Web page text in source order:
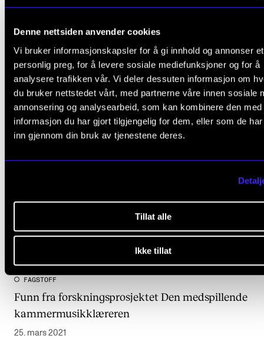
Denne nettsiden anvender cookies
Vi bruker informasjonskapsler for å gi innhold og annonser et
personlig preg, for å levere sosiale mediefunksjoner og for å
analysere trafikken vår. Vi deler dessuten informasjon om
du bruker nettstedet vårt, med partnerne våre innen sosiale
annonsering og analysearbeid, som kan kombinere den med
informasjon du har gjort tilgjengelig for dem, eller som de
inn gjennom din bruk av tjenestene deres.
Tillat alle
Ikke tillat
8. mars 2023
FAGSTOFF
Funn fra forskningsprosjektet Den medspillende
kammermusikklæreren
25. mars 2021